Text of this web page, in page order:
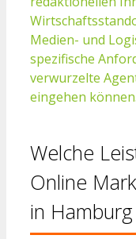
Medien- und
spezifische
verwurzelte
eingehen können.
Welche
Online
in Hamburg